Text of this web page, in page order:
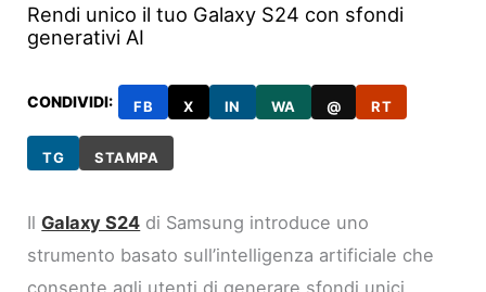
Rendi unico il tuo Galaxy S24 con sfondi
generativi AI
CONDIVIDI: FB X IN WA @ RT
TG STAMPA
IlGalaxy S24 di Samsung introduce uno
strumento basato sull’intelligenza artificiale che
consente agli utenti di generare sfondi unici